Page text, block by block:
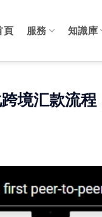
頁 服務 知識庫
境汇款流